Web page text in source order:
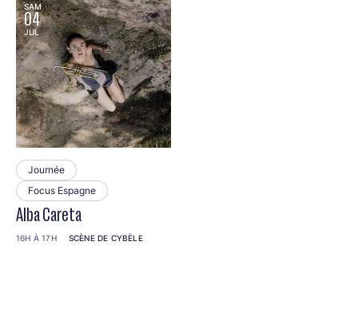
SAM
04
JUL
Journée
Focus Espagne
Alba Careta
16H À 17H SCÈNE DE CYBÈLE